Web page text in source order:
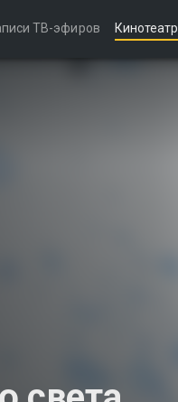
ТВ-эфиров Кинотеатр